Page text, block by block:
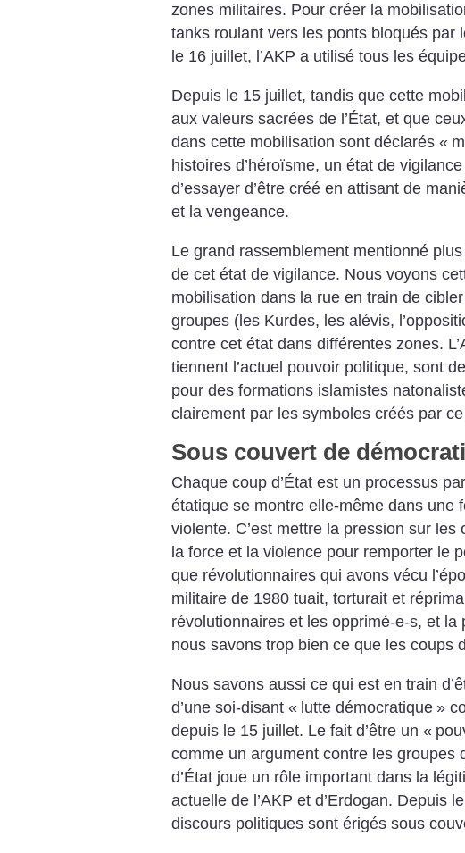
zones militaires. Pour créer la
tanks roulant vers les ponts bloqués par
le 16 juillet, l’AKP a utilisé tous les
Depuis le 15 juillet, tandis que cette
aux valeurs sacrées de l’État, et que
dans cette mobilisation sont déclarés «
histoires d’héroïsme, un état de
d’essayer d’être créé en attisant de
et la vengeance.
Le grand rassemblement mentionné
de cet état de vigilance. Nous voyons
mobilisation dans la rue en train de
groupes (les Kurdes, les alévis,
contre cet état dans différentes zones.
tiennent l’actuel pouvoir politique, sont
pour des formations islamistes
clairement par les symboles créés par
Sous couvert de
Chaque coup d’État est un processus
étatique se montre elle-même dans une
violente. C’est mettre la pression sur les
la force et la violence pour remporter le
que révolutionnaires qui avons vécu
militaire de 1980 tuait, torturait et
révolutionnaires et les opprimé-e-s, et la
nous savons trop bien ce que les coups
Nous savons aussi ce qui est en train
d’une soi-disant « lutte démocratique »
depuis le 15 juillet. Le fait d’être un «
comme un argument contre les groupes
d’État joue un rôle important dans la
actuelle de l’AKP et d’Erdogan. Depuis
discours politiques sont érigés sous